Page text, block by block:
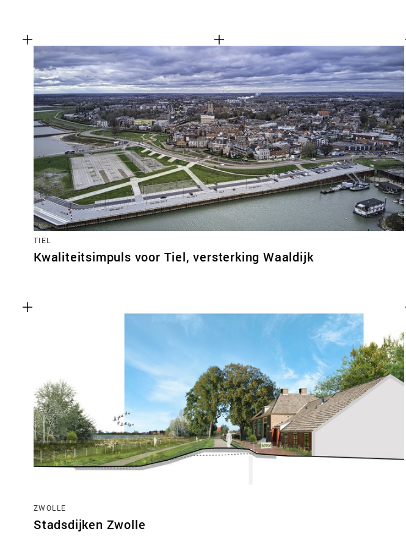
TIEL
Kwaliteitsimpuls voor Tiel, versterking Waaldijk
ZWOLLE
Stadsdijken Zwolle